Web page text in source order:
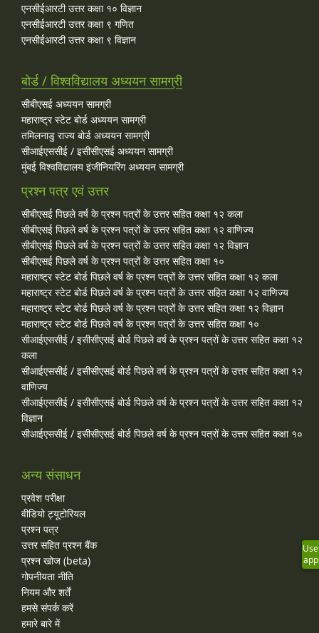
एनसीईआरटी उत्तर कक्षा १० विज्ञान
एनसीईआरटी उत्तर कक्षा ९ गणित
एनसीईआरटी उत्तर कक्षा ९ विज्ञान
बोर्ड / विश्वविद्यालय अध्ययन सामग्री
सीबीएसई अध्ययन सामग्री
महाराष्ट्र स्टेट बोर्ड अध्ययन सामग्री
तमिलनाडु राज्य बोर्ड अध्ययन सामग्री
सीआईएससीई / इसीसीएसई अध्ययन सामग्री
मुंबई विश्वविद्यालय इंजीनियरिंग अध्ययन सामग्री
प्रश्न पत्र एवं उत्तर
सीबीएसई पिछले वर्ष के प्रश्न पत्रों के उत्तर सहित कक्षा १२ कला
सीबीएसई पिछले वर्ष के प्रश्न पत्रों के उत्तर सहित कक्षा १२ वाणिज्य
सीबीएसई पिछले वर्ष के प्रश्न पत्रों के उत्तर सहित कक्षा १२ विज्ञान
सीबीएसई पिछले वर्ष के प्रश्न पत्रों के उत्तर सहित कक्षा १०
महाराष्ट्र स्टेट बोर्ड पिछले वर्ष के प्रश्न पत्रों के उत्तर सहित कक्षा १२ कला
महाराष्ट्र स्टेट बोर्ड पिछले वर्ष के प्रश्न पत्रों के उत्तर सहित कक्षा १२ वाणिज्य
महाराष्ट्र स्टेट बोर्ड पिछले वर्ष के प्रश्न पत्रों के उत्तर सहित कक्षा १२ विज्ञान
महाराष्ट्र स्टेट बोर्ड पिछले वर्ष के प्रश्न पत्रों के उत्तर सहित कक्षा १०
सीआईएससीई / इसीसीएसई बोर्ड पिछले वर्ष के प्रश्न पत्रों के उत्तर सहित कक्षा १२
कला
सीआईएससीई / इसीसीएसई बोर्ड पिछले वर्ष के प्रश्न पत्रों के उत्तर सहित कक्षा १२
वाणिज्य
सीआईएससीई / इसीसीएसई बोर्ड पिछले वर्ष के प्रश्न पत्रों के उत्तर सहित कक्षा १२
विज्ञान
सीआईएससीई / इसीसीएसई बोर्ड पिछले वर्ष के प्रश्न पत्रों के उत्तर सहित कक्षा १०
अन्य संसाधन
प्रवेश परीक्षा
वीडियो ट्यूटोरियल
प्रश्न पत्र
उत्तर सहित प्रश्न बैंक
प्रश्न खोज (beta)
गोपनीयता नीति
नियम और शर्तें
हमसे संपर्क करें
हमारे बारे में
Use
app